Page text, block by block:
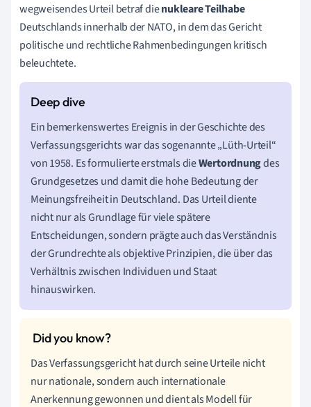
wegweisendes Urteil betraf dienukleare Teilhabe
Deutschlands innerhalb der NATO, in dem das Gericht
politische und rechtliche Rahmenbedingungen kritisch
beleuchtete.
Ein bemerkenswertes Ereignis in der Geschichte des
Verfassungsgerichts war das sogenannte „Lüth-Urteil“
von 1958. Es formulierte erstmals dieWertordnungdes
Grundgesetzes und damit die hohe Bedeutung der
Meinungsfreiheit in Deutschland. Das Urteil diente
nicht nur als Grundlage für viele spätere
Entscheidungen, sondern prägte auch das Verständnis
der Grundrechte als objektive Prinzipien, die über das
Verhältnis zwischen Individuen und Staat
hinauswirken.
Das Verfassungsgericht hat durch seine Urteile nicht
nur nationale, sondern auch internationale
Anerkennung gewonnen und dient als Modell für